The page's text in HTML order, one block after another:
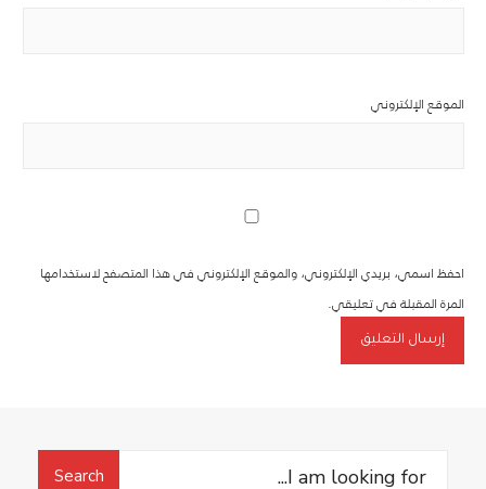
الموقع الإلكتروني
احفظ اسمي، بريدي الإلكتروني، والموقع الإلكتروني في هذا المتصفح لاستخدامها
المرة المقبلة في تعليقي.
Search
Search